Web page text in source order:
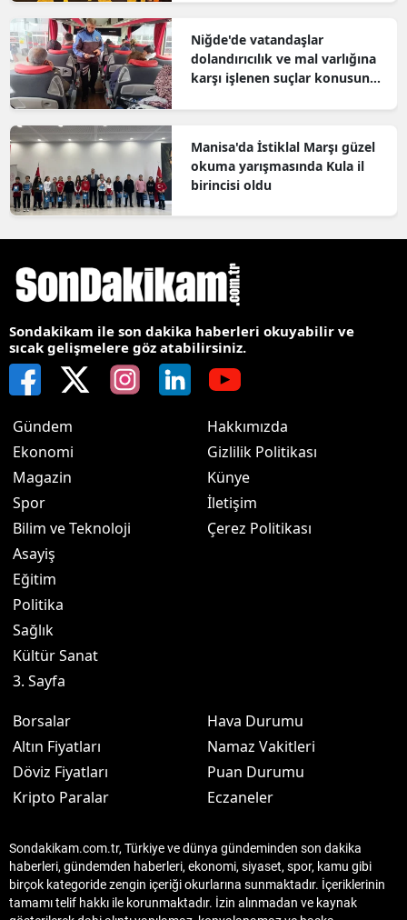
Niğde'de vatandaşlar
dolandırıcılık ve mal varlığına
karşı işlenen suçlar konusunda
Manisa'da İstiklal Marşı güzel
okuma yarışmasında Kula il
birincisi oldu
Sondakikam ile son dakika haberleri okuyabilir ve
sıcak gelişmelere göz atabilirsiniz.
Gündem
Ekonomi
Magazin
Spor
Bilim ve Teknoloji
Asayiş
Eğitim
Politika
Sağlık
Kültür Sanat
3. Sayfa
Hakkımızda
Gizlilik Politikası
Künye
İletişim
Çerez Politikası
Borsalar
Altın Fiyatları
Döviz Fiyatları
Kripto Paralar
Hava Durumu
Namaz Vakitleri
Puan Durumu
Eczaneler
Sondakikam.com.tr, Türkiye ve dünya gündeminden son dakika
haberleri, gündemden haberleri, ekonomi, siyaset, spor, kamu gibi
birçok kategoride zengin içeriği okurlarına sunmaktadır. İçeriklerinin
tamamı telif hakkı ile korunmaktadır. İzin alınmadan ve kaynak